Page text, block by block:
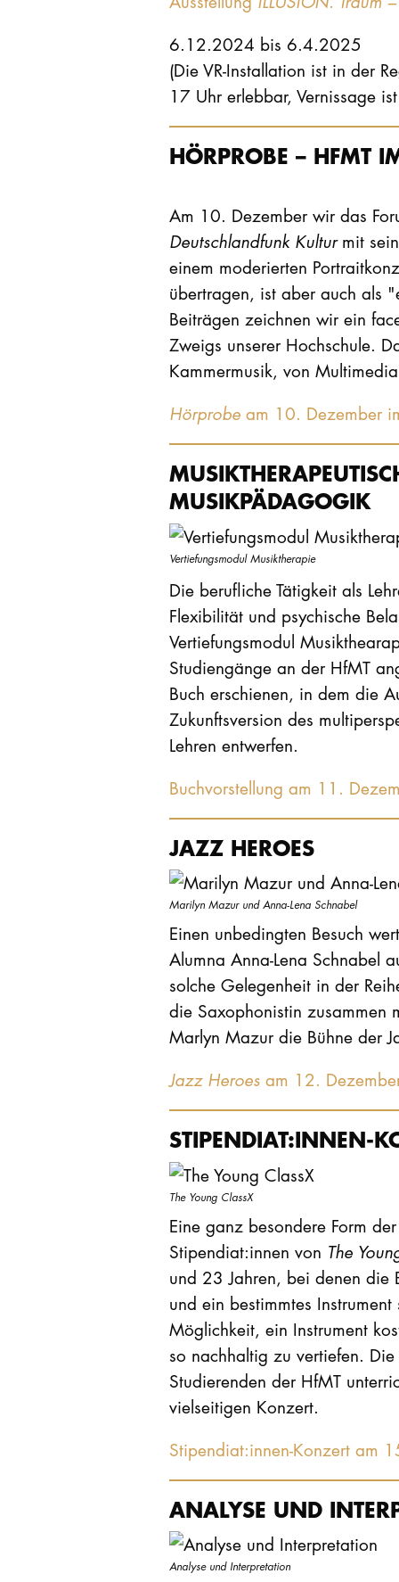
6.12.2024 bis 6.4.2025
(Die VR-Installation ist in der
17 Uhr erlebbar, Vernissage
HÖRPROBE – HFMT
Am 10. Dezember wir das
Deutschlandfunk Kulturmit
einem moderierten
übertragen, ist aber auch als
Beiträgen zeichnen wir ein
Zweigs unserer Hochschule.
Kammermusik, von
Hörprobe am 10. Dezember
MUSIKPÄDAGOGIK
Vertiefungsmodul Musiktherapie
Die berufliche Tätigkeit als
Flexibilität und psychische
Vertiefungsmodul
Studiengänge an der HfMT
Buch erschienen, in dem die
Zukunftsversion des
Lehren entwerfen.
Buchvorstellung am 11.
JAZZ HEROES
Marilyn Mazur und Anna-Lena Schnabel
Einen unbedingten Besuch
Alumna Anna-Lena Schnabel
solche Gelegenheit in der
die Saxophonistin zusammen
Marlyn Mazur die Bühne der
Jazz Heroes am 12.
STIPENDIAT:INNEN-
The Young ClassX
Eine ganz besondere Form
Stipendiat:innen von The
und 23 Jahren, bei denen die
und ein bestimmtes
Möglichkeit, ein Instrument
so nachhaltig zu vertiefen.
Studierenden der HfMT
vielseitigen Konzert.
Stipendiat:innen-Konzert am
ANALYSE UND
Analyse und Interpretation